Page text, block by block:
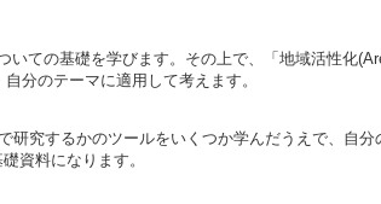
いての基礎を学びます。その上で、「地域活性化
分のテーマに適用して考えます。
研究するかのツールをいくつか学んだうえで、自
資料になります。